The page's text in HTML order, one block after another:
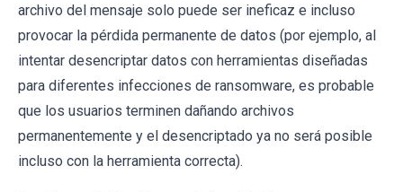
archivo del mensaje solo puede ser ineficaz e incluso
provocar la pérdida permanente de datos (por ejemplo, al
intentar desencriptar datos con herramientas diseñadas
para diferentes infecciones de ransomware, es probable
que los usuarios terminen dañando archivos
permanentemente y el desencriptado ya no será posible
incluso con la herramienta correcta).